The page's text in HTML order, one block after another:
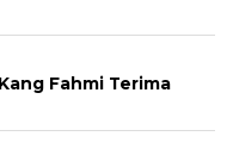
Fahmi Terima